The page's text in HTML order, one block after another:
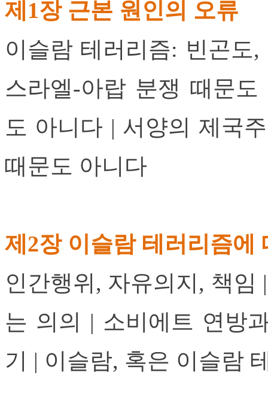
제1장 근본 원인의 오류
이슬람 테러리즘: 빈곤도
스라엘-아랍 분쟁 때문
도 아니다 | 서양의 제국
때문도 아니다
제2장 이슬람 테러리즘에
인간행위, 자유의지, 책
는 의의 | 소비에트 연방
기 | 이슬람, 혹은 이슬람